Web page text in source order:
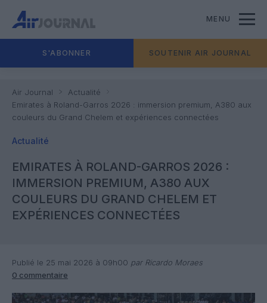
MENU
S'ABONNER SOUTENIR AIR JOURNAL
Air Journal
Actualité
Emirates à Roland-Garros 2026 : immersion premium, A380 aux
couleurs du Grand Chelem et expériences connectées
Actualité
EMIRATES À ROLAND-GARROS 2026 :
IMMERSION PREMIUM, A380 AUX
COULEURS DU GRAND CHELEM ET
EXPÉRIENCES CONNECTÉES
Publié le 25 mai 2026 à 09h00 par Ricardo Moraes
0 commentaire